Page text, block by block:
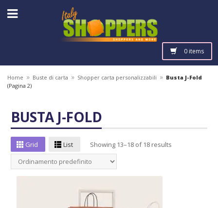
0 items
Home » Buste di carta » Shopper carta personalizzabili » Busta J-Fold
(Pagina 2)
BUSTA J-FOLD
Grid List Showing 13–18 of 18 results